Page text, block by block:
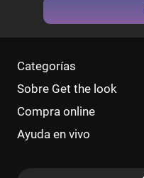
Categorías
Sobre Get the look
Compra online
Ayuda en vivo